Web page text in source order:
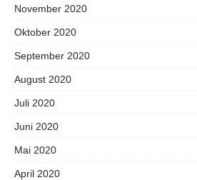
November 2020
Oktober 2020
September 2020
August 2020
Juli 2020
Juni 2020
Mai 2020
April 2020